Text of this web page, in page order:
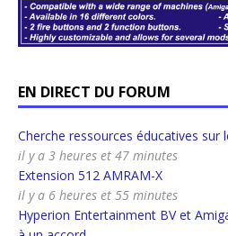
EN DIRECT DU FORUM
Cherche ressources éducatives sur
il y a 3 heures et 47 minutes
Extension 512 AMRAM-X
il y a 6 heures et 55 minutes
Hyperion Entertainment BV et